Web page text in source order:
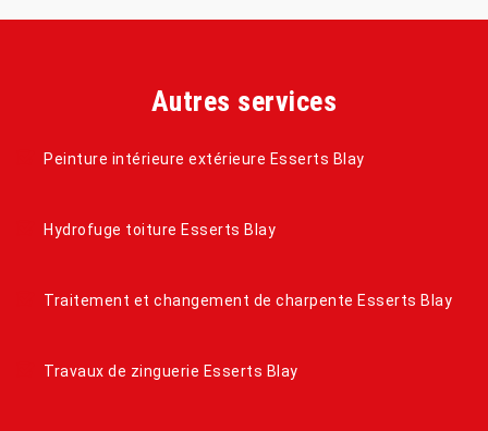
Autres services
Peinture intérieure extérieure Esserts Blay
Hydrofuge toiture Esserts Blay
Traitement et changement de charpente Esserts Blay
Travaux de zinguerie Esserts Blay